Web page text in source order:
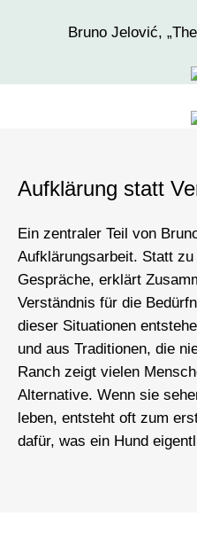
Bruno Jelović,
Aufklärung statt
Ein zentraler Teil von
Aufklärungsarbeit. Statt
Gespräche, erklärt
Verständnis für die
dieser Situationen
und aus Traditionen, die
Ranch zeigt vielen
Alternative. Wenn sie
leben, entsteht oft zum
dafür, was ein Hund